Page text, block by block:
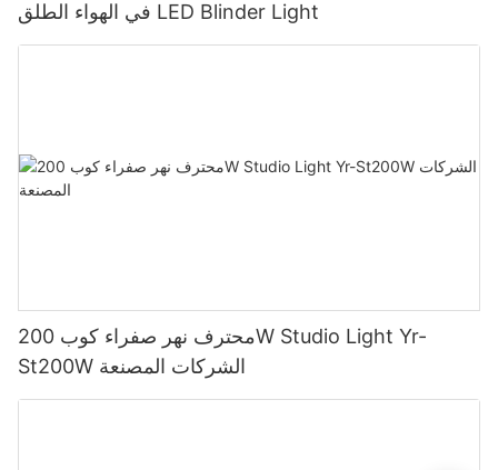
في الهواء الطلق LED Blinder Light
محترف نهر صفراء كوب 200W Studio Light Yr-
St200W الشركات المصنعة